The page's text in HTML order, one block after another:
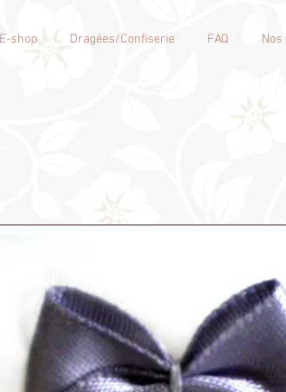
E-shop Dragées/Confiserie FAQ